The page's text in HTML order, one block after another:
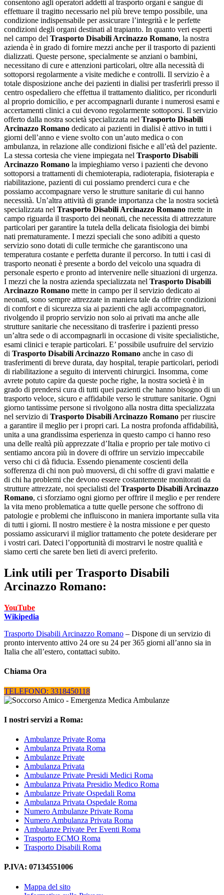
consentono agli operatori addetti al trasporto organi e sangue di
effettuare il tragitto necessario nel più breve tempo possibile, una
condizione indispensabile per assicurare l’integrità e le perfette
condizioni degli organi destinati al trapianto. In quanto veri esperti
nel campo del Trasporto Disabili Arcinazzo Romano, la nostra
azienda è in grado di fornire mezzi anche per il trasporto di pazienti
dializzati. Queste persone, specialmente se anziani o bambini,
necessitano di cure e attenzioni particolari, oltre alla necessità di
sottoporsi regolarmente a visite mediche e controlli. Il servizio è a
totale disposizione anche dei pazienti in dialisi per trasferirli presso il
centro ospedaliero che effettua il trattamento dialitico, per ricondurli
al proprio domicilio, e per accompagnarli durante i numerosi esami e
accertamenti clinici a cui devono regolarmente sottoporsi. Il servizio
offerto dalla nostra società specializzata nel Trasporto Disabili
Arcinazzo Romano dedicato ai pazienti in dialisi è attivo in tutti i
giorni dell’anno e viene svolto con un’auto medica o con
ambulanza, in relazione alle condizioni fisiche e all’età del paziente.
La stessa cortesia che viene impiegata nel Trasporto Disabili
Arcinazzo Romano la impieghiamo verso i pazienti che devono
sottoporsi a trattamenti di chemioterapia, radioterapia, fisioterapia e
riabilitazione, pazienti di cui possiamo prenderci cura e che
possiamo accompagnare verso le strutture sanitarie di cui hanno
necessità. Un’altra attività di grande importanza che la nostra società
specializzata nel Trasporto Disabili Arcinazzo Romano mette in
campo riguarda il trasporto dei neonati, che necessita di attrezzature
particolari per garantire la tutela della delicata fisiologia dei bimbi
nati prematuramente. I mezzi speciali che sono adibiti a questo
servizio sono dotati di culle termiche che garantiscono una
temperatura costante e perfetta durante il percorso. In tutti i casi di
trasporto neonati è presente a bordo del veicolo una squadra di
personale esperto e pronto ad intervenire nelle situazioni di urgenza.
I mezzi che la nostra azienda specializzata nel Trasporto Disabili
Arcinazzo Romano mette in campo per il servizio dedicato ai
neonati, sono sempre attrezzate in maniera tale da offrire condizioni
di comfort e di sicurezza sia ai pazienti che agli accompagnatori,
rivolgendo il proprio servizio non solo ai privati ma anche alle
strutture sanitarie che necessitano di trasferire i pazienti presso
un’altra sede o di accompagnarli in occasione di visite specialistiche,
esami clinici e terapie particolari. E’ possibile usufruire del servizio
di Trasporto Disabili Arcinazzo Romano anche in caso di
trasferimenti di breve durata, day hospital, terapie particolari, periodi
di riabilitazione a seguito di interventi chirurgici. Insomma, come
avrete potuto capire da queste poche righe, la nostra società è in
grado di prendersi cura di tutti quei pazienti che hanno bisogno di un
trasporto veloce, sicuro e affidabile verso le strutture sanitarie. Ogni
giorno tantissime persone si rivolgono alla nostra ditta specializzata
nel servizio di Trasporto Disabili Arcinazzo Romano per riuscire
a garantire il meglio per i propri cari. La nostra profonda affidabilità,
unita a una grandissima esperienza in questo campo ci hanno reso
una delle realtà più apprezzate d’Italia e proprio per tale motivo ci
sentiamo ancora più in dovere di offrire un servizio impeccabile
verso chi ci dà fiducia. Essendo pienamente coscienti della
sofferenza di chi non può muoversi, di chi soffre di gravi malattie e
di chi ha problemi che devono essere costantemente monitorati da
strutture attrezzate, noi specialisti del Trasporto Disabili Arcinazzo
Romano, ci sforziamo ogni giorno per offrire il meglio e per rendere
la vita meno problematica a tutte quelle persone che soffrono di
patologie e problemi che influiscono in maniera importante sulla vita
di tutti i giorni. Il nostro mestiere è la nostra missione e per questo
possiamo assicurarvi il miglior trattamento che potete desiderare per
i vostri cari. Dateci l’opportunità di mostrarvi le nostre qualità e
siamo certi che sarete ben lieti di averci preferito.
Link utili per Trasporto Disabili
Arcinazzo Romano:
YouTube
Wikipedia
Trasporto Disabili Arcinazzo Romano – Dispone di un servizio di
pronto intervento attivo 24 ore su 24 per 365 giorni all’anno sia in
Italia che all’estero, contattaci subito.
Chiama Ora
TELEFONO: 3318450118
I nostri servizi a Roma:
Ambulanze Private Roma
Ambulanza Privata Roma
Ambulanze Private
Ambulanza Privata
Ambulanze Private Presidi Medici Roma
Ambulanza Privata Presidio Medico Roma
Ambulanze Private Ospedali Roma
Ambulanza Privata Ospedale Roma
Numero Ambulanze Private Roma
Numero Ambulanza Privata Roma
Ambulanze Private Per Eventi Roma
Trasporto ECMO Roma
Trasporto Disabili Roma
P.IVA: 07134551006
Mappa del sito